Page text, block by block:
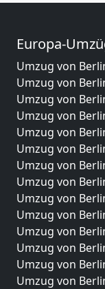
Europa-
Umzug von
Umzug von
Umzug von
Umzug von
Umzug von
Umzug von
Umzug von
Umzug von
Umzug von
Umzug von
Umzug von
Umzug von
Umzug von
Umzug von